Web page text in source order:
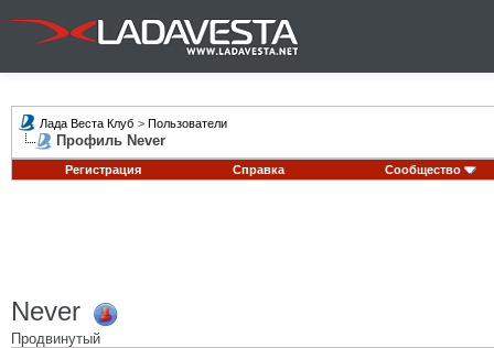
Лада Веста Клуб > Пользователи
Профиль Never
Регистрация Справка Сообщество
Never
Продвинутый